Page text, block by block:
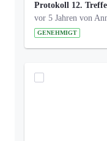
GENEHMIGT